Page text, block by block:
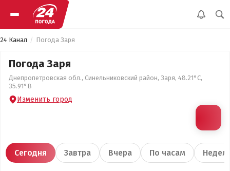
24 Канал Погода Заря
Погода Заря
Днепропетровская обл., Синельниковский район, Заря, 48.21°С,
35.91°В
Изменить город
Сегодня Завтра Вчера По часам